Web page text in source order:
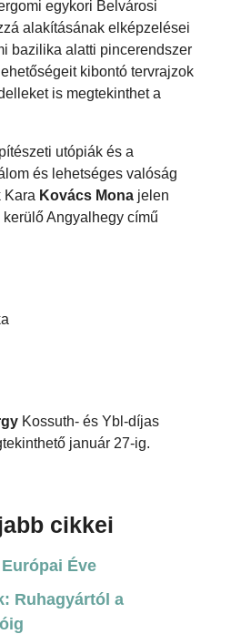
egykori Belvárosi
alakításának elképzelései
bazilika alatti pincerendszer
kibontó tervrajzok
is megtekinthet a
utópiák és a
és lehetséges valóság
Kara Kovács Mona jelen
Angyalhegy című
Kossuth- és Ybl-díjas
január 27-ig.
cikkei
Éve
Ruhagyártól a